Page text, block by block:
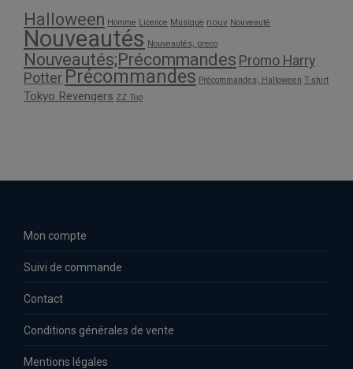
Halloween Homme Licence Musique nouv Nouveauté
Nouveautés Nouveautés; preco
Nouveautés;Précommandes Promo Harry
Potter Précommandes Précommandes; Halloween T-shirt
Tokyo Revengers ZZ Top
Mon compte
Suivi de commande
Contact
Conditions générales de vente
Mentions légales